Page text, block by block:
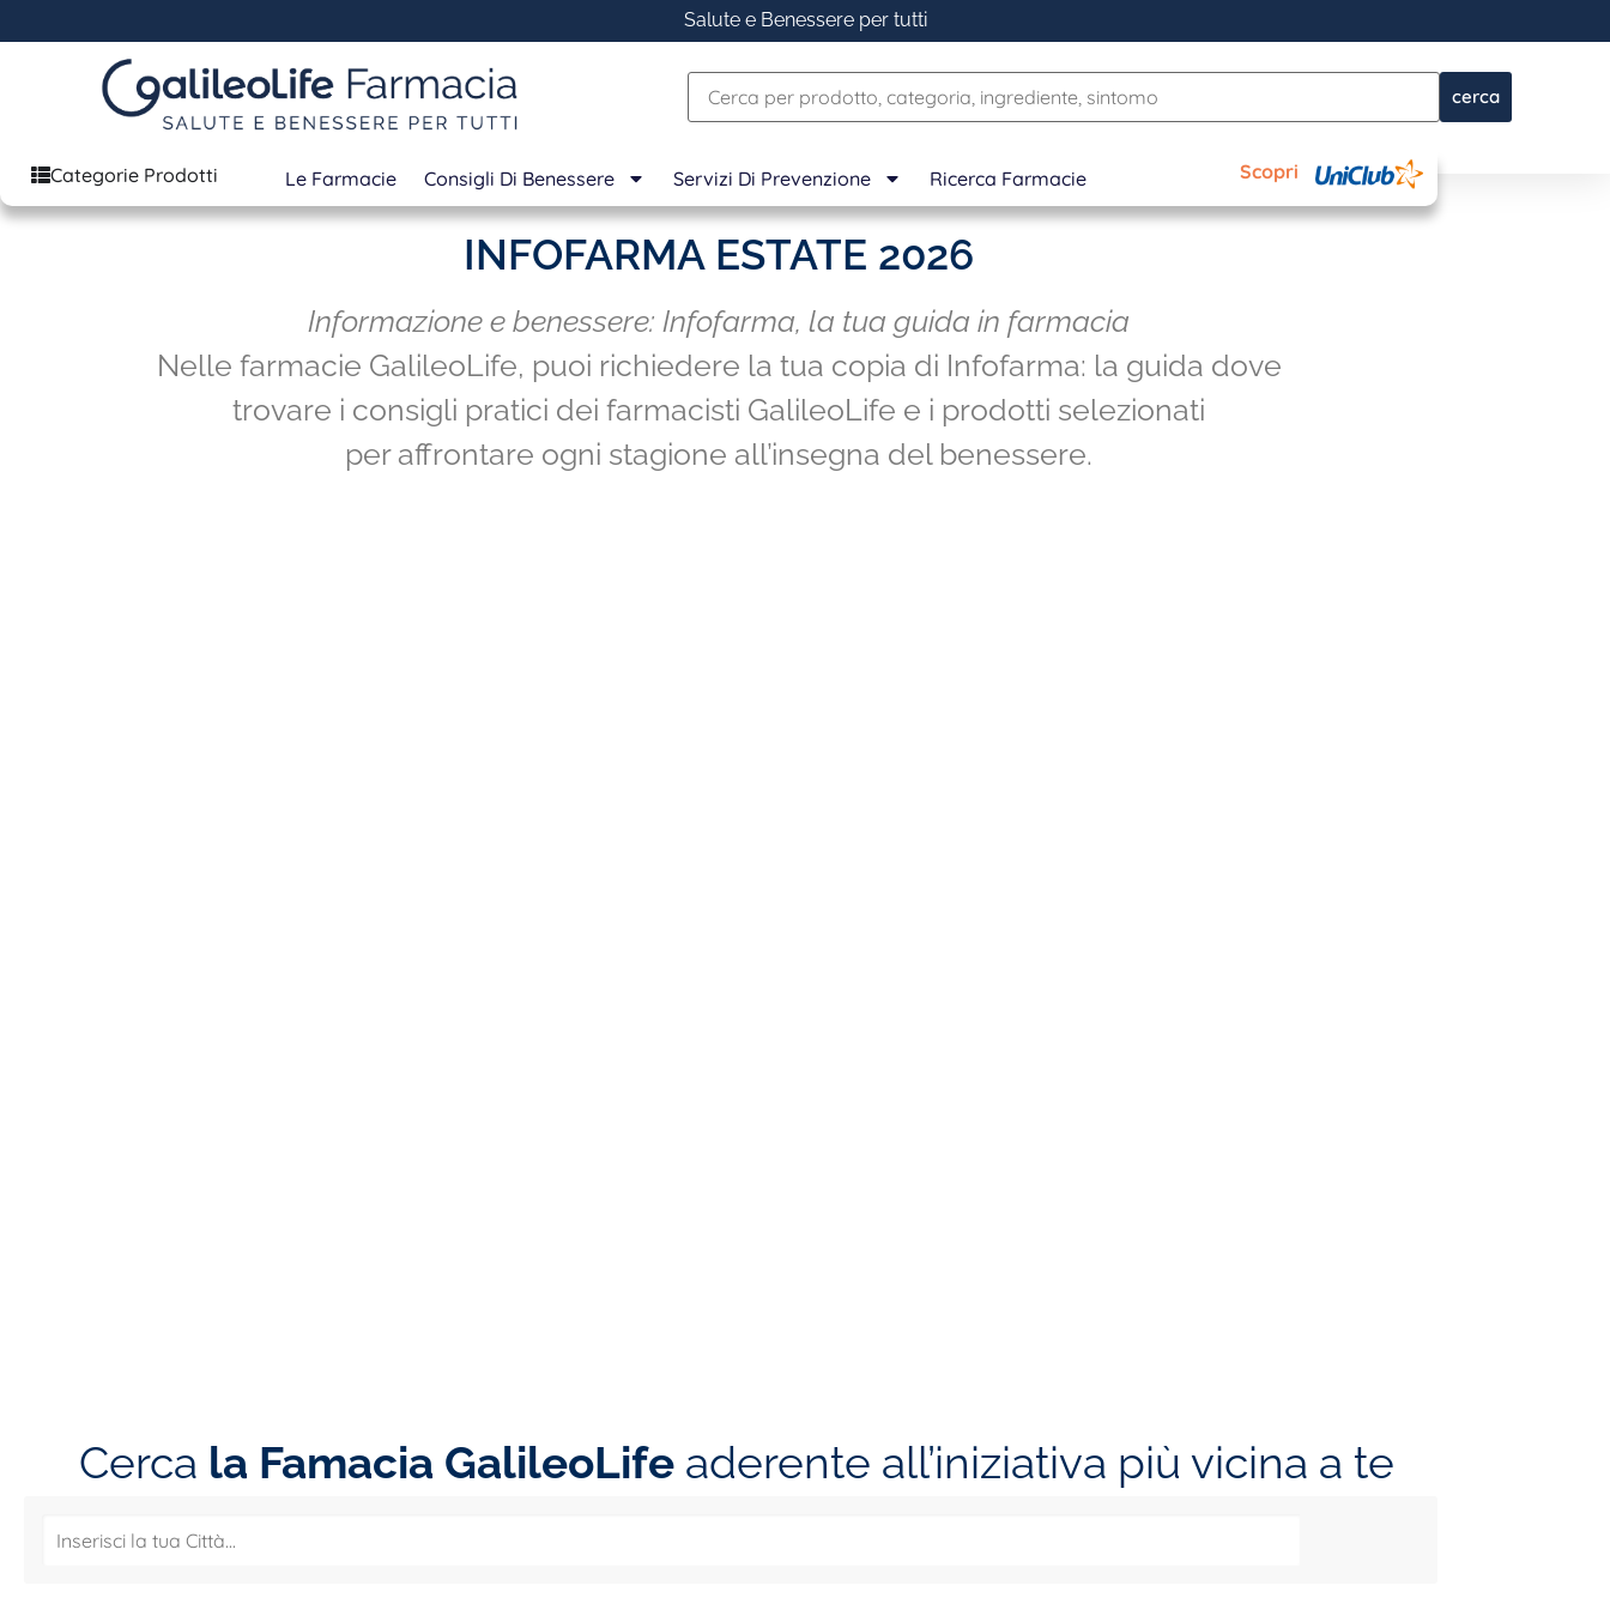
Salute e Benessere per tutti
cerca
Categorie Prodotti Le Farmacie Consigli Di Benessere Servizi Di Prevenzione Ricerca Farmacie Scopri
INFOFARMA ESTATE 2026
Informazione e benessere: Infofarma, la tua guida in farmacia
Nelle farmacie GalileoLife, puoi richiedere la tua copia di Infofarma: la guida dove
trovare i consigli pratici dei farmacisti GalileoLife e i prodotti selezionati
per affrontare ogni stagione all’insegna del benessere.
Cerca la Famacia GalileoLifeaderente all’iniziativa più vicina a te